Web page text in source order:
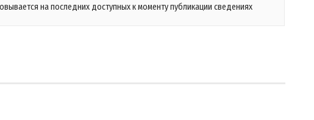
на последних доступных к моменту публикации сведениях